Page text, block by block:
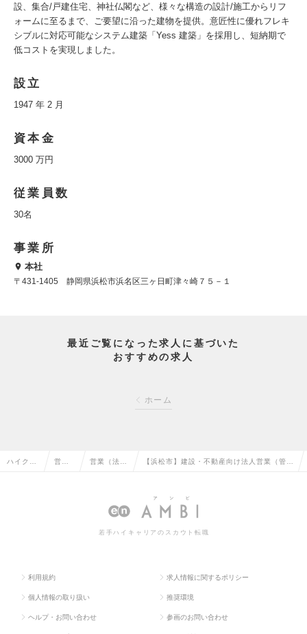
設、集合/戸建住宅、神社仏閣など、様々な構造の設計/施工からリフ
ォームに至るまで、ご要望に沿った建物を提供。意匠性に優れフレキ
シブルに対応可能なシステム建築「Yess 建築」を採用し、短納期で
低コストを実現しました。
設立
1947 年 2 月
資本金
3000 万円
従業員数
30名
事業所
本社
〒431-1405 静岡県浜松市浜名区三ヶ日町津々崎７５－１
最近ご覧になった求人に基づいた
おすすめの求人
ホーム
ハイクラ 営業 営業（法人 【浜松市】建設・不動産向け法人営業（管理
人情報
若手ハイキャリアのスカウト転職
利用規約 求人情報に関するポリシー
個人情報の取り扱い 推奨環境
ヘルプ・お問い合わせ 参画のお問い合わせ